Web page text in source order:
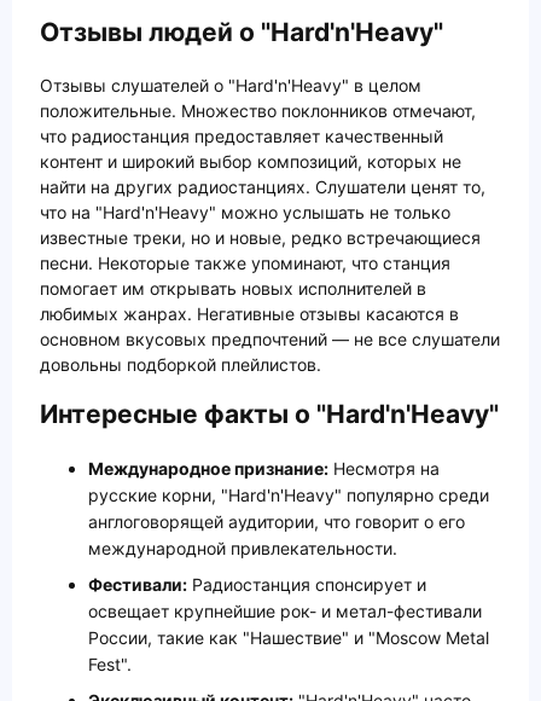
Отзывы людей о "Hard'n'Heavy"
Отзывы слушателей о "Hard'n'Heavy" в целом
положительные. Множество поклонников отмечают,
что радиостанция предоставляет качественный
контент и широкий выбор композиций, которых не
найти на других радиостанциях. Слушатели ценят то,
что на "Hard'n'Heavy" можно услышать не только
известные треки, но и новые, редко встречающиеся
песни. Некоторые также упоминают, что станция
помогает им открывать новых исполнителей в
любимых жанрах. Негативные отзывы касаются в
основном вкусовых предпочтений — не все слушатели
довольны подборкой плейлистов.
Интересные факты о "Hard'n'Heavy"
Международное признание: Несмотря на
русские корни, "Hard'n'Heavy" популярно среди
англоговорящей аудитории, что говорит о его
международной привлекательности.
Фестивали: Радиостанция спонсирует и
освещает крупнейшие рок- и метал-фестивали
России, такие как "Нашествие" и "Moscow Metal
Fest".